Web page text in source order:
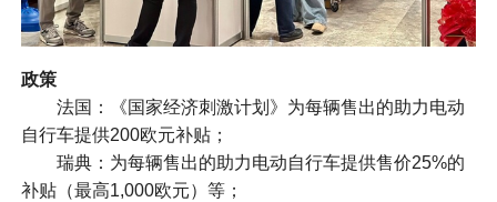
政策
法国：《国家经济刺激计划》为每辆售出的助力电动
自行车提供200欧元补贴；
瑞典：为每辆售出的助力电动自行车提供售价25%的
补贴（最高1,000欧元）等；